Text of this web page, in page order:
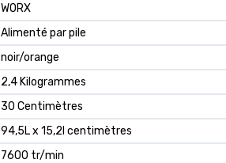
WORX
Alimenté par pile
noir/orange
2,4 Kilogrammes
30 Centimètres
94,5L x 15,2l centimètres
7600 tr/min